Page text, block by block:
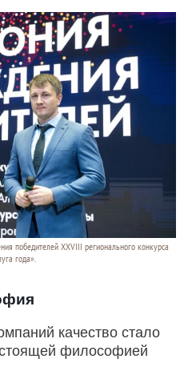
победителей XXVIII регионального конкурса
года».
качество стало
философией